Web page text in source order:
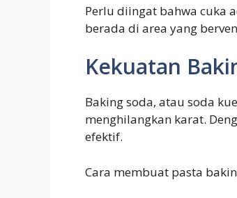
Perlu diingat bahwa cuka
berada di area yang
Kekuatan
Baking soda, atau soda
menghilangkan karat.
efektif.
Cara membuat pasta